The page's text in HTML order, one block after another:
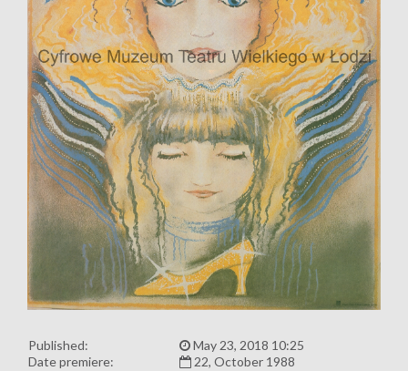
Published:
May 23, 2018 10:25
Date premiere:
22, October 1988